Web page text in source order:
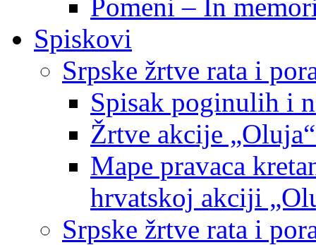
Pomeni – In
Spiskovi
Srpske žrtve rata i
Spisak poginulih i
Žrtve akcije
Mape pravaca
hrvatskoj akciji
Srpske žrtve rata i